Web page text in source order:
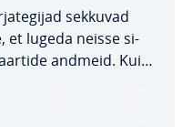
sekkuvad
et lugeda neisse si­
andmeid. Kuigi